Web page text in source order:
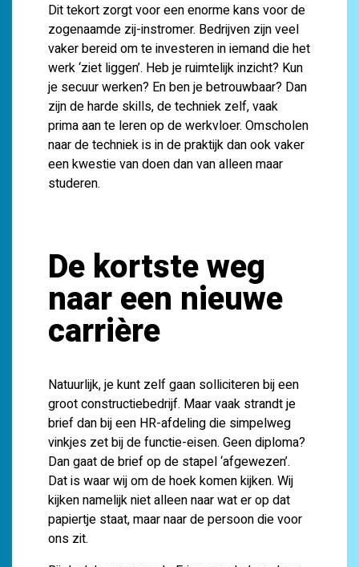
Dit tekort zorgt voor een enorme kans voor de
zogenaamde zij-instromer. Bedrijven zijn veel
vaker bereid om te investeren in iemand die het
werk ‘ziet liggen’. Heb je ruimtelijk inzicht? Kun
je secuur werken? En ben je betrouwbaar? Dan
zijn de harde skills, de techniek zelf, vaak
prima aan te leren op de werkvloer. Omscholen
naar de techniek is in de praktijk dan ook vaker
een kwestie van doen dan van alleen maar
studeren.
De kortste weg
naar een nieuwe
carrière
Natuurlijk, je kunt zelf gaan solliciteren bij een
groot constructiebedrijf. Maar vaak strandt je
brief dan bij een HR-afdeling die simpelweg
vinkjes zet bij de functie-eisen. Geen diploma?
Dan gaat de brief op de stapel ‘afgewezen’.
Dat is waar wij om de hoek komen kijken. Wij
kijken namelijk niet alleen naar wat er op dat
papiertje staat, maar naar de persoon die voor
ons zit.